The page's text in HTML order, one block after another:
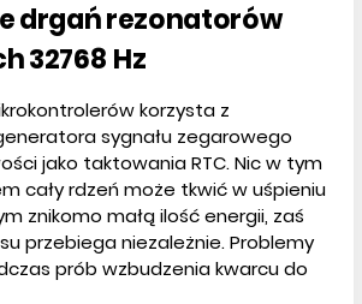
drgań rezonatorów
32768 Hz
korzysta z
sygnału zegarowego
jako taktowania RTC. Nic w tym
cały rdzeń może tkwić w uśpieniu
znikomo małą ilość energii, zaś
przebiega niezależnie. Problemy
prób wzbudzenia kwarcu do